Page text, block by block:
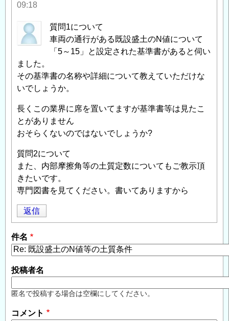
09:18
質問1について
車両の通行がある既設盛土のN値について
「5～15」と設定された基準書があると伺い
ました。
その基準書の名称や詳細について教えていただけな
いでしょうか。
長くこの業界に席を置いてますが基準書等は見たこ
とがありません
おそらくないのではないでしょうか?
質問2について
また、内部摩擦角等の土質定数についてもご教示頂
きたいです。
専門図書を見てください。書いてありますから
返信
件名
投稿者名
匿名で投稿する場合は空欄にしてください。
コメント